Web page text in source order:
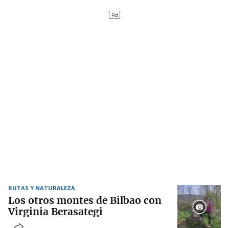
RUTAS Y NATURALEZA
Los otros montes de Bilbao con
Virginia Berasategi